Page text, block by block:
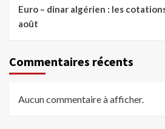
Euro – dinar algérien : les
août
Commentaires récents
Aucun commentaire à afficher.